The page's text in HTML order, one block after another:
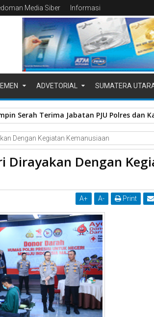
Media Siber Informasi
ADVETORIAL SUMATERA
Serah Terima Jabatan PJU Polres dan
Dengan Kegiatan Kemanusiaan
Dirayakan Dengan
A+ A- Print